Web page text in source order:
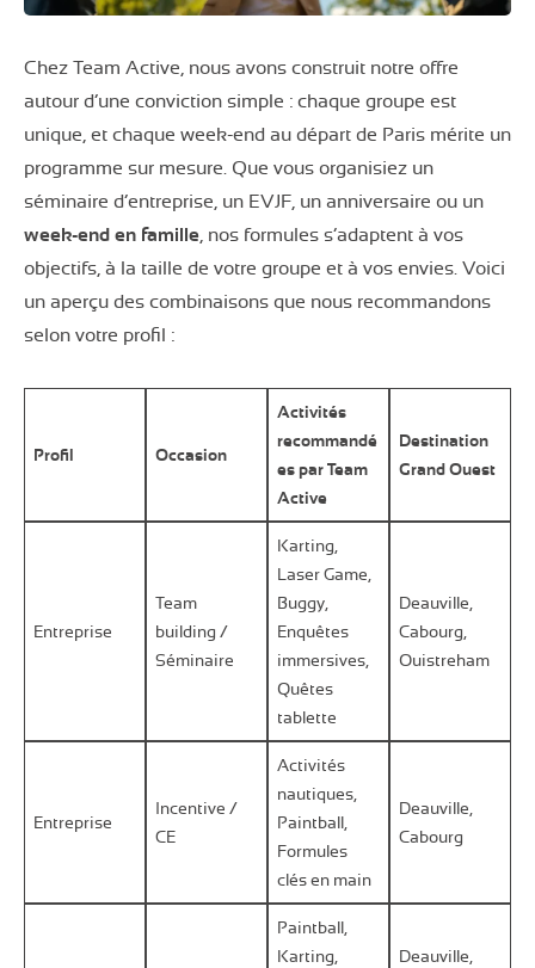
Chez Team Active, nous avons construit notre offre
autour d’une conviction simple : chaque groupe est
unique, et chaque week-end au départ de Paris mérite un
programme sur mesure. Que vous organisiez un
séminaire d’entreprise, un EVJF, un anniversaire ou un
week-end en famille , nos formules s’adaptent à vos
objectifs, à la taille de votre groupe et à vos envies. Voici
un aperçu des combinaisons que nous recommandons
selon votre profil :
Profil Occasion
Activités
recommandé
es par Team
Active
Destination
Grand Ouest
Entreprise
Team
building /
Séminaire
Karting,
Laser Game,
Buggy,
Enquêtes
immersives,
Quêtes
tablette
Deauville,
Cabourg,
Ouistreham
Entreprise
Incentive /
CE
Activités
nautiques,
Paintball,
Formules
clés en main
Deauville,
Cabourg
Paintball,
Karting,
Deauville,